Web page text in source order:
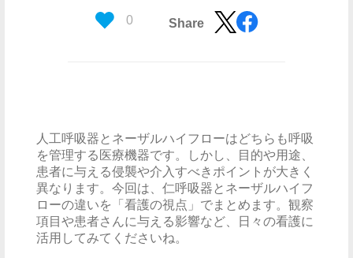
0 Share
人工呼吸器とネーザルハイフローはどちらも呼吸
を管理する医療機器です。しかし、目的や用途、
患者に与える侵襲や介入すべきポイントが大きく
異なります。今回は、仁呼吸器とネーザルハイフ
ローの違いを「看護の視点」でまとめます。観察
項目や患者さんに与える影響など、日々の看護に
活用してみてくださいね。